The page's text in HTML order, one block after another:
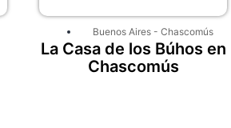
Buenos Aires -Chascomús
La Casa de los Búhos en
Chascomús